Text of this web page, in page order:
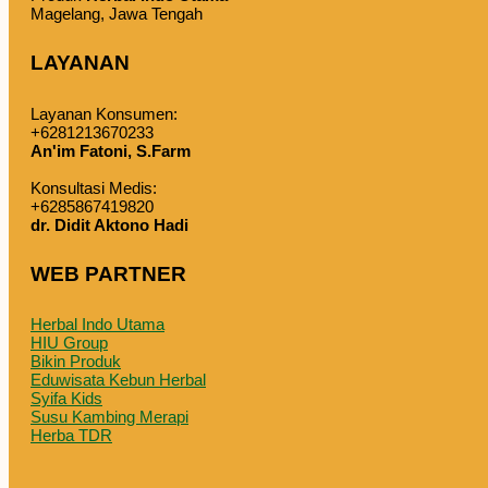
Magelang, Jawa Tengah
LAYANAN
Layanan Konsumen:
+6281213670233
An'im Fatoni, S.Farm
Konsultasi Medis:
+6285867419820
dr. Didit Aktono Hadi
WEB PARTNER
Herbal Indo Utama
HIU Group
Bikin Produk
Eduwisata Kebun Herbal
Syifa Kids
Susu Kambing Merapi
Herba TDR